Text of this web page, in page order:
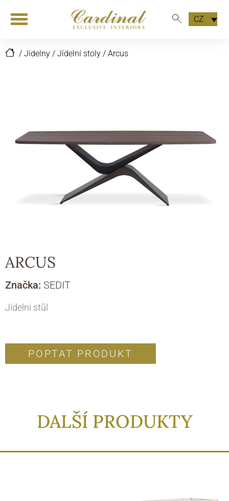
CZ
/ Jídelny / Jídelní stoly / Arcus
ARCUS
Značka: SEDIT
Jídelní stůl
POPTAT PRODUKT
DALŠÍ PRODUKTY